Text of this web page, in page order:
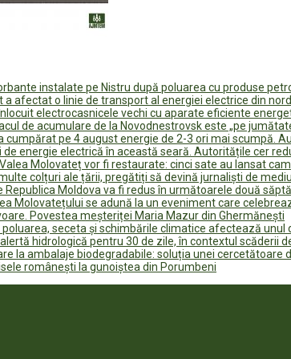
instalate pe Nistru după poluarea cu produse
a afectat o linie de transport al energiei electrice din
electrocasnicele vechi cu aparate eficiente
de acumulare de la Novodnestrovsk este „pe
cumpărat pe 4 august energie de 2-3 ori mai scumpă.
de energie electrică în această seară. Autoritățile cer
Molovateț vor fi restaurate: cinci sate au lansat
colțuri ale țării, pregătiți să devină jurnaliști de mediu
Republica Moldova va fi redus în următoarele două
Molovatețului se adună la un eveniment care
Povestea meșteriței Maria Mazur din Ghermănești
poluarea, seceta și schimbările climatice afectează
hidrologică pentru 30 de zile, în contextul scăderii
la ambalaje biodegradabile: soluția unei cercetătoare
românești la gunoiștea din Porumbeni